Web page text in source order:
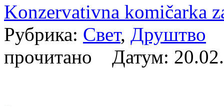
Konzervativna komičarka
Рубрика: Свет, Друштво
прочитано Датум: